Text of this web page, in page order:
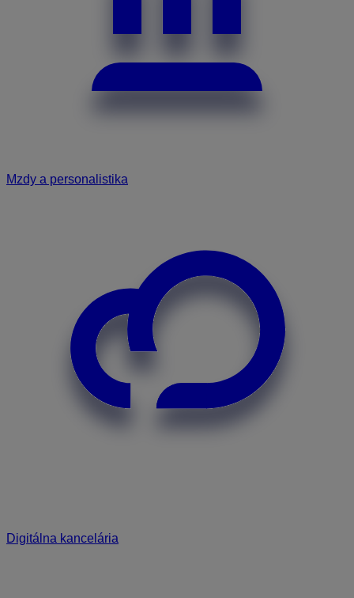
Mzdy a personalistika
Digitálna kancelária